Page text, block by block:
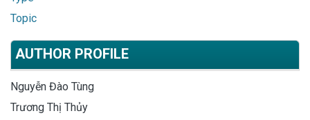
Topic
AUTHOR PROFILE
Nguyễn Đào Tùng
Trương Thị Thủy